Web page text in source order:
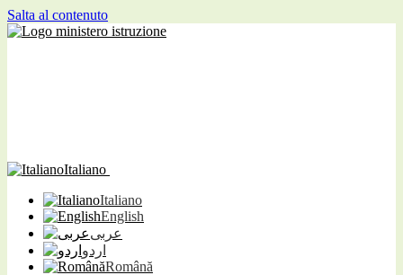
Salta al contenuto
Italiano
Italiano
English
عربى
اردو
Română